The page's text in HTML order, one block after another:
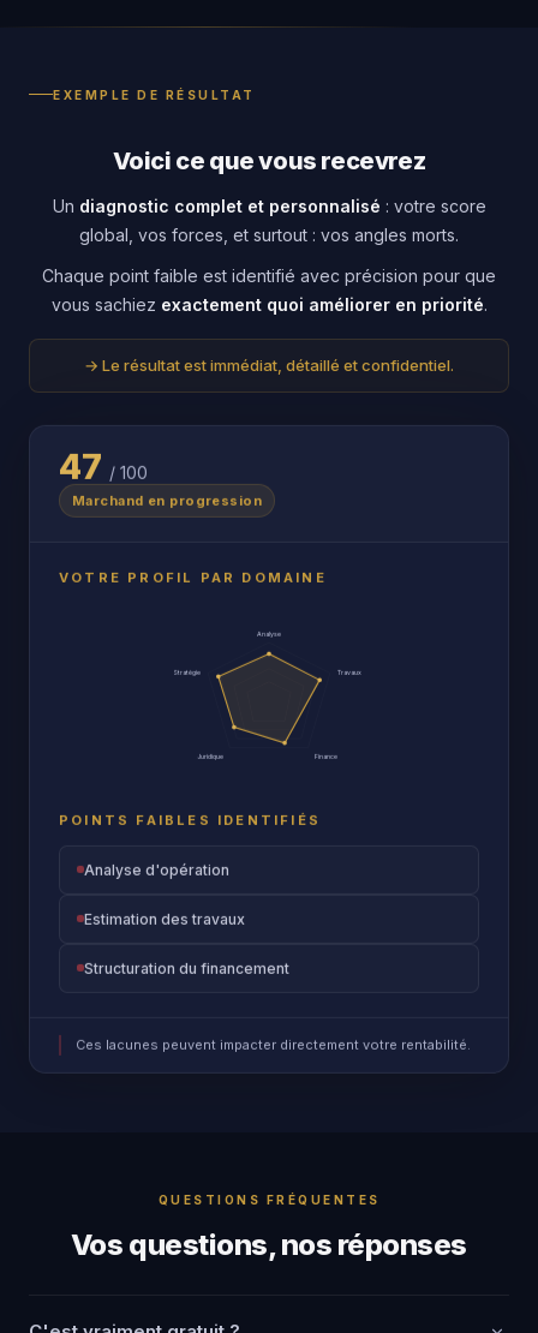
EXEMPLE DE RÉSULTAT
Voici ce que vous recevrez
Un diagnostic complet et personnalisé : votre score
global, vos forces, et surtout : vos angles morts.
Chaque point faible est identifié avec précision pour que
vous sachiez exactement quoi améliorer en priorité.
→ Le résultat est immédiat, détaillé et confidentiel.
47 / 100
Marchand en progression
VOTRE PROFIL PAR DOMAINE
POINTS FAIBLES IDENTIFIÉS
Analyse d'opération
Estimation des travaux
Structuration du financement
Ces lacunes peuvent impacter directement votre rentabilité.
QUESTIONS FRÉQUENTES
Vos questions, nos réponses